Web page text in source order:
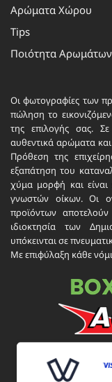
Αρώματα Χώρου
Tips
Ποιότητα Αρωμάτων
Οι φωτογραφίες των
πώληση το
της επιλογής σας.
αυθεντικά αρώματα
Πρόθεση της
εξαπάτηση του
χύμα μορφή και είναι
γνωστών οίκων. Οι
προϊόντων
ιδιοκτησία των
υπόκεινται σε
Με επιφύλαξη κάθε